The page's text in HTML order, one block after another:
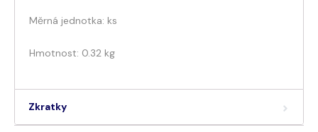
Měrná jednotka: ks
Hmotnost: 0.32 kg
Zkratky